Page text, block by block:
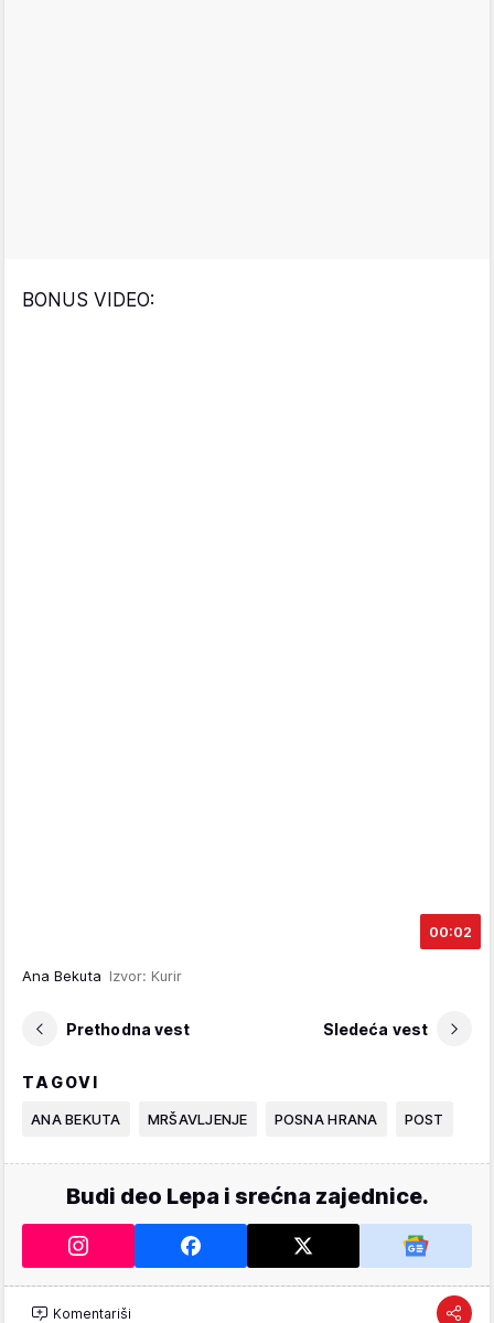
BONUS VIDEO:
00:02
Ana Bekuta Izvor: Kurir
Prethodna vest Sledeća vest
TAGOVI
ANA BEKUTA MRŠAVLJENJE POSNA HRANA POST
Budi deo Lepa i srećna zajednice.
Komentariši